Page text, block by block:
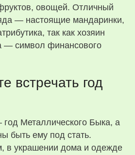
овощей. Отличный
— настоящие мандаринки,
так как хозяин
— символ финансового
встречать год
Металлического Быка, а
быть ему под стать.
в украшении дома и одежде